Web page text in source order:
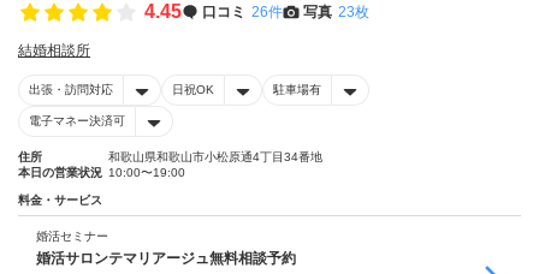
4.45 口コミ 26件 写真 23枚
結婚相談所
出張・訪問対応 日祝OK 駐車場有
電子マネー決済可
住所
和歌山県和歌山市小松原通4丁目34番地
本日の営業状況 10:00〜19:00
料金・サービス
婚活セミナー
婚活サロンテマリアージュ無料相談予約